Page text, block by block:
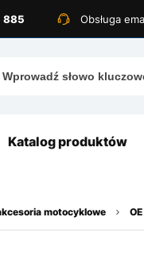
885 Obsługa
Katalog produktów
motocyklowe